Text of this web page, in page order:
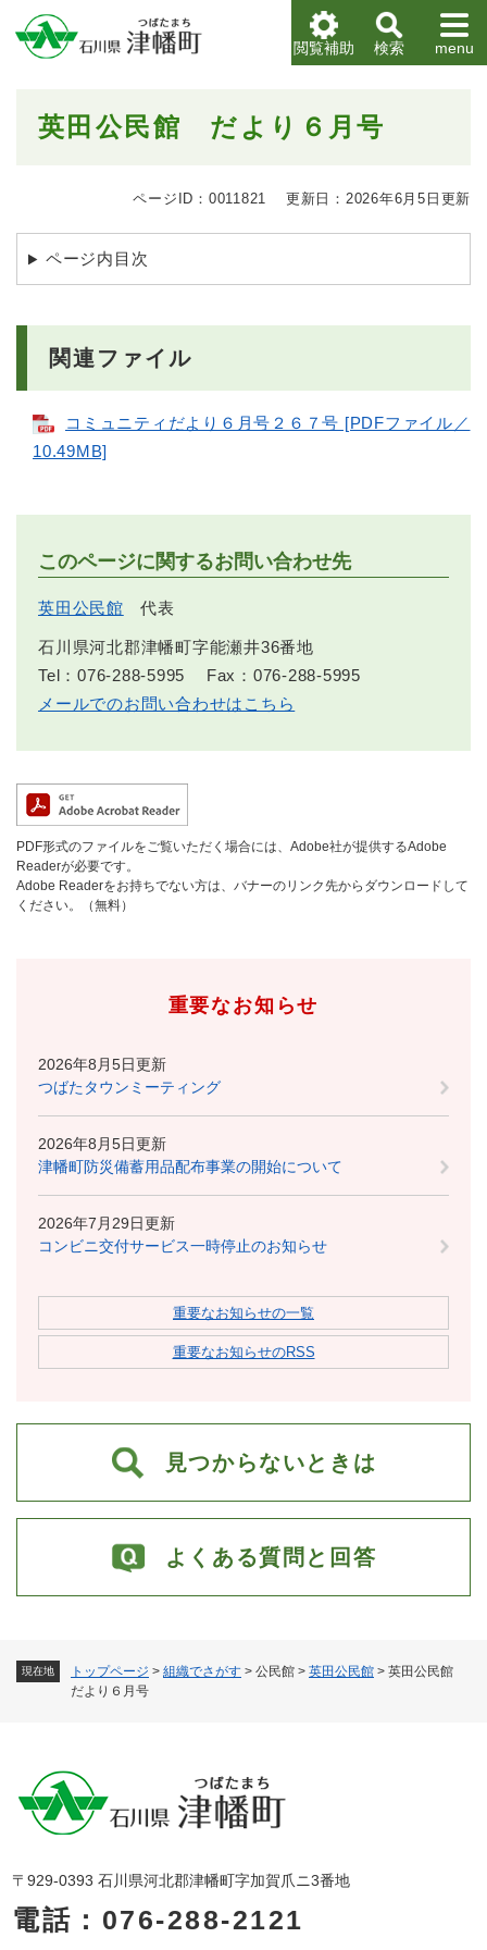
メニューを飛ばして本文へ
閲覧補助
検索 menu
現在地 トップページ > 組織でさがす > 公民館 > 英田公民館 > 英田公民館
だより６月号
英田公民館 だより６月号
ページID：0011821 更新日：2026年6月5日更新
ページ内目次
関連ファイル
コミュニティだより６月号２６７号 [PDFファイル／
10.49MB]
このページに関するお問い合わせ先
英田公民館 代表
石川県河北郡津幡町字能瀬井36番地
Tel：076-288-5995
Fax：076-288-5995
メールでのお問い合わせはこちら
PDF形式のファイルをご覧いただく場合には、Adobe社が提供するAdobe
Readerが必要です。
Adobe Readerをお持ちでない方は、バナーのリンク先からダウンロードして
ください。（無料）
重要なお知らせ
2026年8月5日更新
つばたタウンミーティング
2026年8月5日更新
津幡町防災備蓄用品配布事業の開始について
2026年7月29日更新
コンビニ交付サービス一時停止のお知らせ
重要なお知らせの一覧
重要なお知らせのRSS
見つからないときは
よくある質問と回答
〒929-0393 石川県河北郡津幡町字加賀爪ニ3番地
電話：076-288-2121